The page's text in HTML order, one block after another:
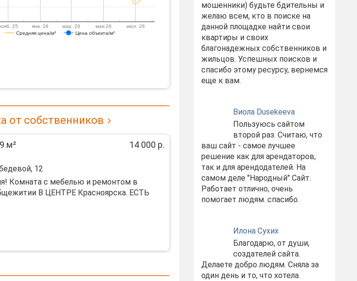
Средняя цена/м² Цена объекта/м²
25 янв. 26 мар. 26 мая 26 июл. 26
от собственников
м² 14 000 р.
12
Комната с мебелью и ремонтом в
В ЦЕНТРЕ Красноярска. ЕСТЬ
мошенники) будьте бдительны и
желаю всем, кто в поиске на
данной площадке найти свои
квартиры и своих
благонадежных собственников и
жильцов. Успешных поисков и
спасибо этому ресурсу, вернемся
еще к вам.
Виола Dusekeeva
Пользуюсь сайтом
второй раз. Считаю, что
ваш сайт - самое лучшее
решение как для арендаторов,
так и для арендодателей. На
самом деле "Народный" Сайт.
Работает отлично, очень
помогает людям. спасибо.
Илона Сухих
Благодарю, от души,
создателей сайта.
Делаете добро людям. Сняла за
один день и то, что хотела.